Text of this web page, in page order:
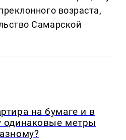
возраста,
Самарской
на бумаге и в
одинаковые метры